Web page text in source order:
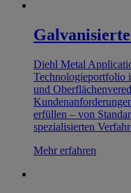
Diehl Metal
Technologieportfolio
und
erfüllen – von
spezialisierten
Mehr erfahren